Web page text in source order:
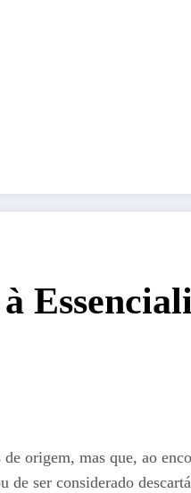
origem, mas que, ao
ser considerado